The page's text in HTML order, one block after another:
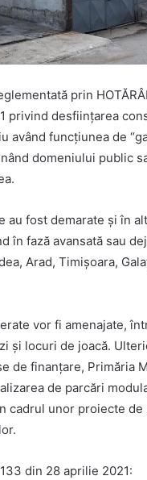
prin
privind desfiinţarea
având funcţiunea de
domeniului public
au fost demarate și în
în fază avansată sau
Arad, Timișoara,
vor fi amenajate,
și locuri de joacă.
de finanțare, Primăria
de parcări
cadrul unor proiecte de
133 din 28 aprilie 2021: